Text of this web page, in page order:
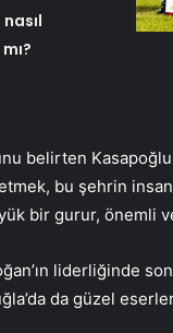
belirten
bu şehrin
bir gurur, önemli
liderliğinde
da güzel